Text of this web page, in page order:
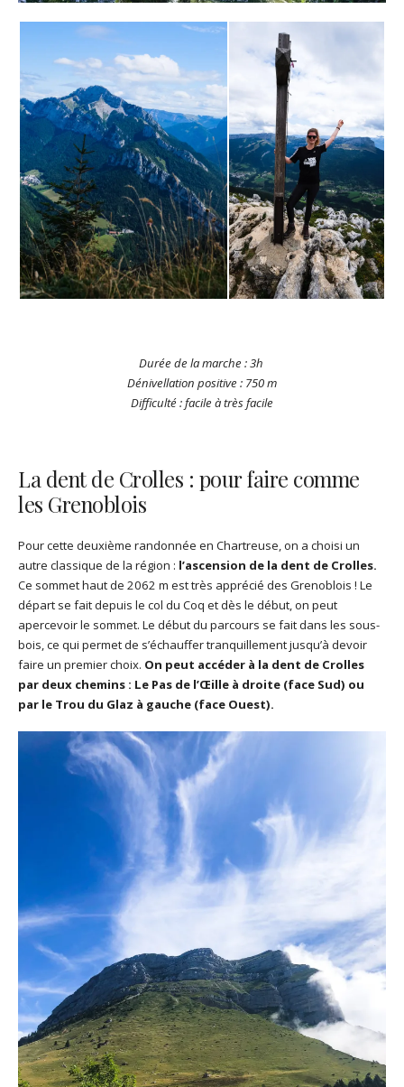
Durée de la marche : 3h
Dénivellation positive : 750 m
Difficulté : facile à très facile
La dent de Crolles : pour faire comme
les Grenoblois
Pour cette deuxième randonnée en Chartreuse, on a choisi un
autre classique de la région : l’ascension de la dent de Crolles.
Ce sommet haut de 2062 m est très apprécié des Grenoblois ! Le
départ se fait depuis le col du Coq et dès le début, on peut
apercevoir le sommet. Le début du parcours se fait dans les sous-
bois, ce qui permet de s’échauffer tranquillement jusqu’à devoir
faire un premier choix. On peut accéder à la dent de Crolles
par deux chemins : Le Pas de l’Œille à droite (face Sud) ou
par le Trou du Glaz à gauche (face Ouest).